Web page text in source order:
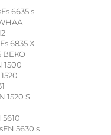
6635 s
6835 X
BEKO
1500
1520 S
5610
5630 s